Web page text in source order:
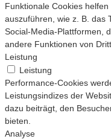
Funktionale Cookies
auszuführen, wie z. B. das
Social-Media-Plattformen,
andere Funktionen von
Leistung
Leistung
Performance-Cookies
Leistungsindizes der
dazu beiträgt, den
bieten.
Analyse